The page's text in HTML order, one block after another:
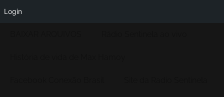
Login